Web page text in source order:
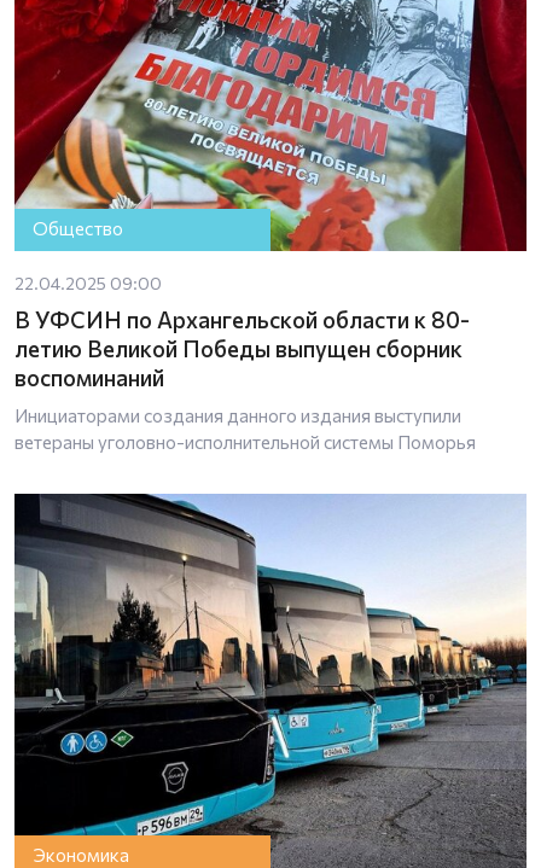
Общество
22.04.2025 09:00
В УФСИН по Архангельской области к 80-
летию Великой Победы выпущен сборник
воспоминаний
Инициаторами создания данного издания выступили
ветераны уголовно-исполнительной системы Поморья
Экономика